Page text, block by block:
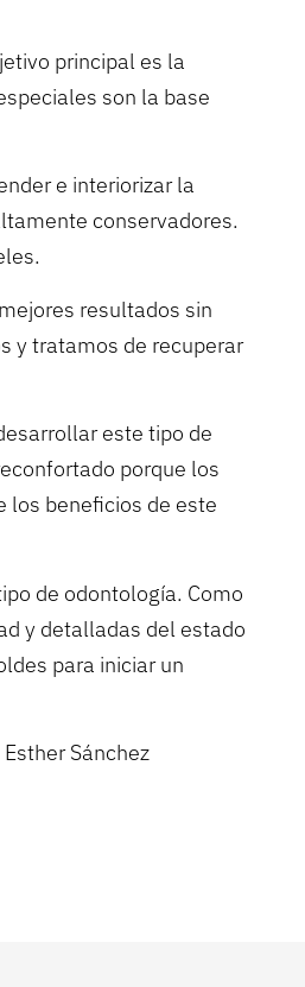
principal es la
son la base
e interiorizar la
conservadores.
resultados sin
y tratamos de recuperar
este tipo de
porque los
los beneficios de este
de odontología. Como
y detalladas del estado
para iniciar un
Sánchez